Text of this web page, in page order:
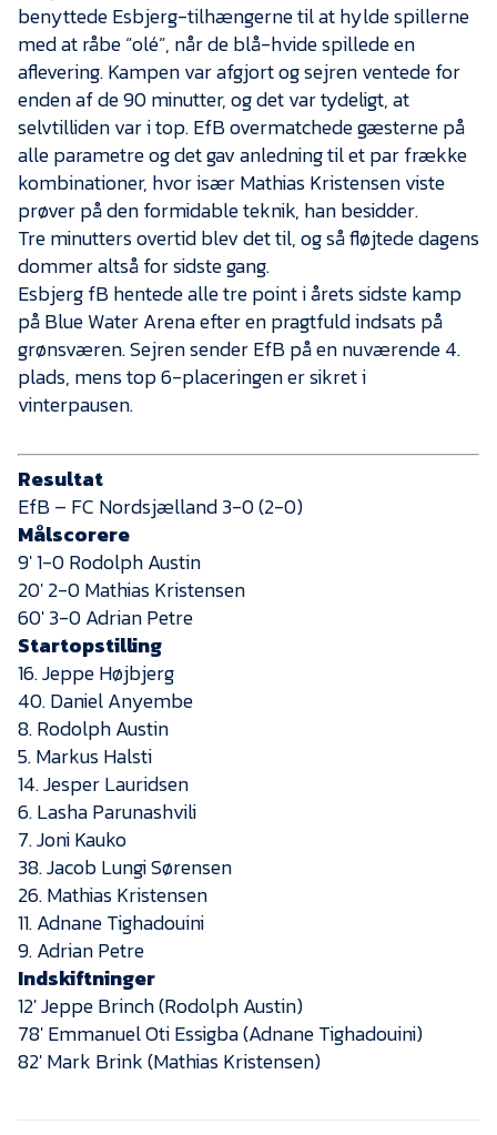
benyttede Esbjerg-tilhængerne til at hylde spillerne
med at råbe “olé”, når de blå-hvide spillede en
aflevering. Kampen var afgjort og sejren ventede for
enden af de 90 minutter, og det var tydeligt, at
selvtilliden var i top. EfB overmatchede gæsterne på
alle parametre og det gav anledning til et par frække
kombinationer, hvor især Mathias Kristensen viste
prøver på den formidable teknik, han besidder.
Tre minutters overtid blev det til, og så fløjtede dagens
dommer altså for sidste gang.
Esbjerg fB hentede alle tre point i årets sidste kamp
på Blue Water Arena efter en pragtfuld indsats på
grønsværen. Sejren sender EfB på en nuværende 4.
plads, mens top 6-placeringen er sikret i
vinterpausen.
Resultat
EfB – FC Nordsjælland 3-0 (2-0)
Målscorere
9′ 1-0 Rodolph Austin
20′ 2-0 Mathias Kristensen
60′ 3-0 Adrian Petre
Startopstilling
16. Jeppe Højbjerg
40. Daniel Anyembe
8. Rodolph Austin
5. Markus Halsti
14. Jesper Lauridsen
6. Lasha Parunashvili
7. Joni Kauko
38. Jacob Lungi Sørensen
26. Mathias Kristensen
11. Adnane Tighadouini
9. Adrian Petre
Indskiftninger
12′ Jeppe Brinch (Rodolph Austin)
78′ Emmanuel Oti Essigba (Adnane Tighadouini)
82′ Mark Brink (Mathias Kristensen)